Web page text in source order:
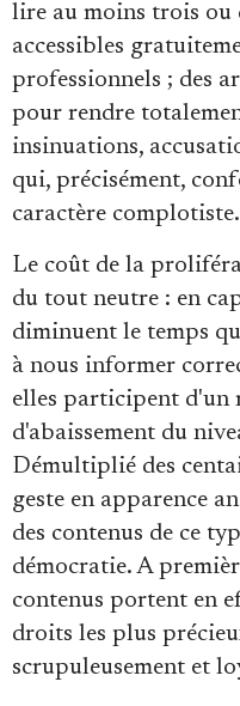
lire au moins trois ou
accessibles
professionnels ; des
pour rendre
insinuations,
qui, précisément,
caractère complotiste.
Le coût de la
du tout neutre : en
diminuent le temps
à nous informer
elles participent d'un
d'abaissement du
Démultiplié des
geste en apparence
des contenus de ce
démocratie. A
contenus portent en
droits les plus
scrupuleusement et